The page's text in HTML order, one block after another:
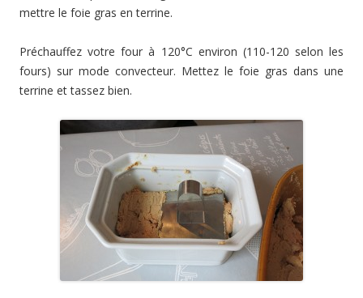
mettre le foie gras en terrine.
Préchauffez votre four à 120°C environ (110-120 selon les
fours) sur mode convecteur. Mettez le foie gras dans une
terrine et tassez bien.